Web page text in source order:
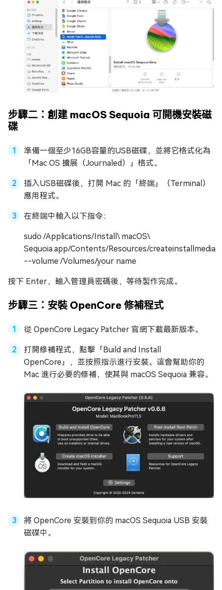
步驟二：創建 macOS Sequoia 可開機安裝磁
碟
準備一個至少16GB容量的USB磁碟，並將它格式化為
「Mac OS 擴展（Journaled）」格式。
插入USB磁碟後，打開 Mac 的「終端」（Terminal）
應用程式。
在終端中輸入以下指令：
sudo /Applications/Install\ macOS\
Sequoia.app/Contents/Resources/createinstallmedia
--volume /Volumes/your name
按下 Enter，輸入管理員密碼後，等待製作完成。
步驟三：安裝 OpenCore 修補程式
從 OpenCore Legacy Patcher 官網下載最新版本。
打開修補程式，點擊「Build and Install
OpenCore」，並按照指示進行安裝。這會幫助你的
Mac 進行必要的修補，使其與 macOS Sequoia 兼容。
將 OpenCore 安裝到你的 macOS Sequoia USB 安裝
磁碟中。